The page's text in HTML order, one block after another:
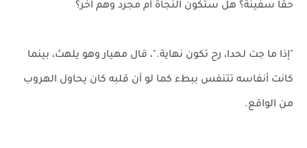
حقًا سفينة؟ هل ستكون النجاة أم مجرد وهم آخر؟
"إذا ما جت لحدا، رح تكون نهاية."، قال مهيار وهو يلهث، بينما
كانت أنفاسه تتنفس ببطء كما لو أن قلبه كان يحاول الهروب
من الواقع.